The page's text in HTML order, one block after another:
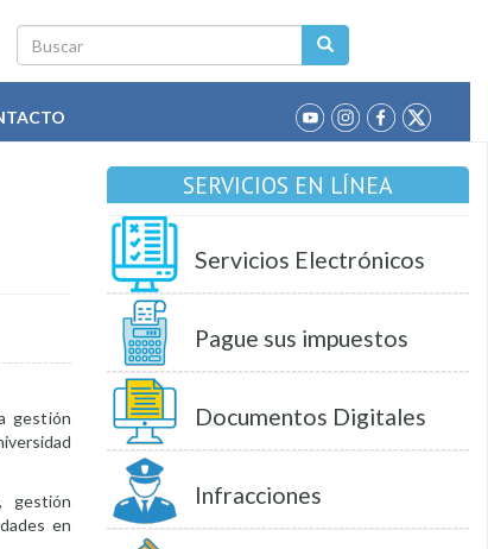
Buscar
gestión
gestión
en
SERVICIOS EN LÍNEA
Servicios Electrónicos
Pague sus impuestos
Documentos Digitales
Infracciones